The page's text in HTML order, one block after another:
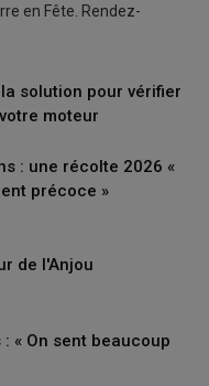
en Fête. Rendez-
solution pour vérifier
moteur
: une récolte 2026 «
précoce »
de l'Anjou
« On sent beaucoup